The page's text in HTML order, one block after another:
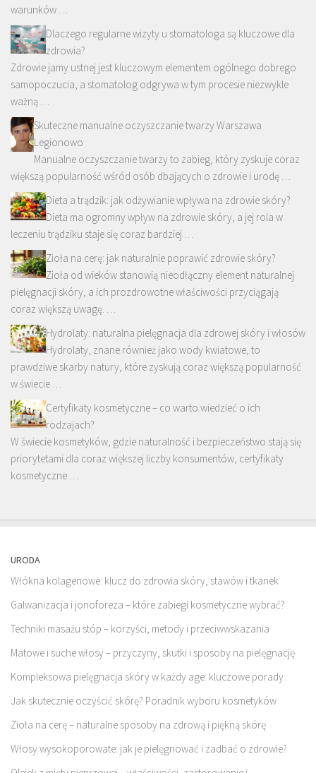
warunków …
Dlaczego regularne wizyty u stomatologa są kluczowe dla
zdrowia?
Zdrowie jamy ustnej jest kluczowym elementem ogólnego dobrego
samopoczucia, a stomatolog odgrywa w tym procesie niezwykle
ważną …
Skuteczne manualne oczyszczanie twarzy Warszawa
Legionowo
Manualne oczyszczanie twarzy to zabieg, który zyskuje coraz
większą popularność wśród osób dbających o zdrowie i urodę …
Dieta a trądzik: jak odżywianie wpływa na zdrowie skóry?
Dieta ma ogromny wpływ na zdrowie skóry, a jej rola w
leczeniu trądziku staje się coraz bardziej …
Zioła na cerę: jak naturalnie poprawić zdrowie skóry?
Zioła od wieków stanowią nieodłączny element naturalnej
pielęgnacji skóry, a ich prozdrowotne właściwości przyciągają
coraz większą uwagę. …
Hydrolaty: naturalna pielęgnacja dla zdrowej skóry i włosów
Hydrolaty, znane również jako wody kwiatowe, to
prawdziwe skarby natury, które zyskują coraz większą popularność
w świecie …
Certyfikaty kosmetyczne – co warto wiedzieć o ich
rodzajach?
W świecie kosmetyków, gdzie naturalność i bezpieczeństwo stają się
priorytetami dla coraz większej liczby konsumentów, certyfikaty
kosmetyczne …
URODA
Włókna kolagenowe: klucz do zdrowia skóry, stawów i tkanek
Galwanizacja i jonoforeza – które zabiegi kosmetyczne wybrać?
Techniki masażu stóp – korzyści, metody i przeciwwskazania
Matowe i suche włosy – przyczyny, skutki i sposoby na pielęgnację
Kompleksowa pielęgnacja skóry w każdy age: kluczowe porady
Jak skutecznie oczyścić skórę? Poradnik wyboru kosmetyków
Zioła na cerę – naturalne sposoby na zdrową i piękną skórę
Włosy wysokoporowate: jak je pielęgnować i zadbać o zdrowie?